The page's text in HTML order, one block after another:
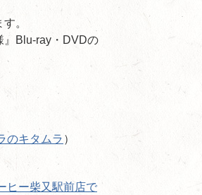
。
』Blu-ray・DVDの
のキタムラ ）
ヒー柴又駅前店で